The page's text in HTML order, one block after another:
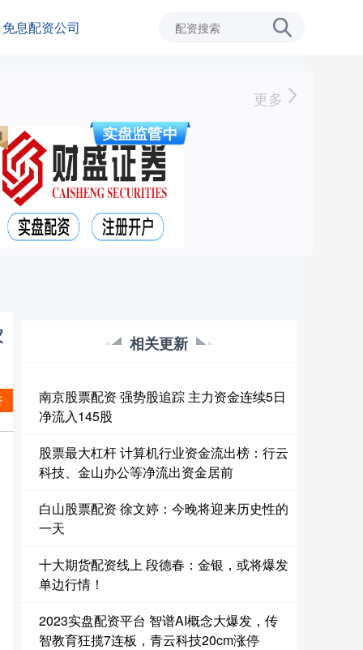
免息配资公司
更多
相关更新
南京股票配资 强势股追踪 主力资金连续5日
净流入145股
股票最大杠杆 计算机行业资金流出榜：行云
科技、金山办公等净流出资金居前
白山股票配资 徐文婷：今晚将迎来历史性的
一天
十大期货配资线上 段德春：金银，或将爆发
单边行情！
2023实盘配资平台 智谱AI概念大爆发，传
智教育狂揽7连板，青云科技20cm涨停